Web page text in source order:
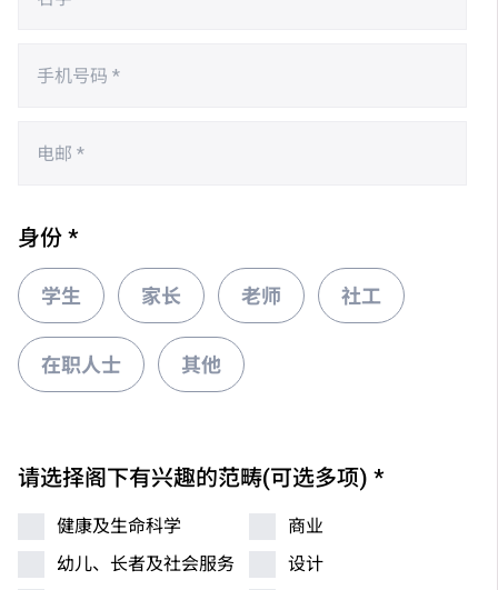
身份 *
学生 家长 老师 社工
在职人士 其他
请选择阁下有兴趣的范畴(可选多项) *
健康及生命科学
商业
幼儿、长者及社会服务
设计